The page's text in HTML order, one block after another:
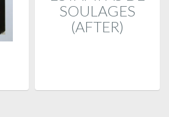
SOULAGES
(AFTER)